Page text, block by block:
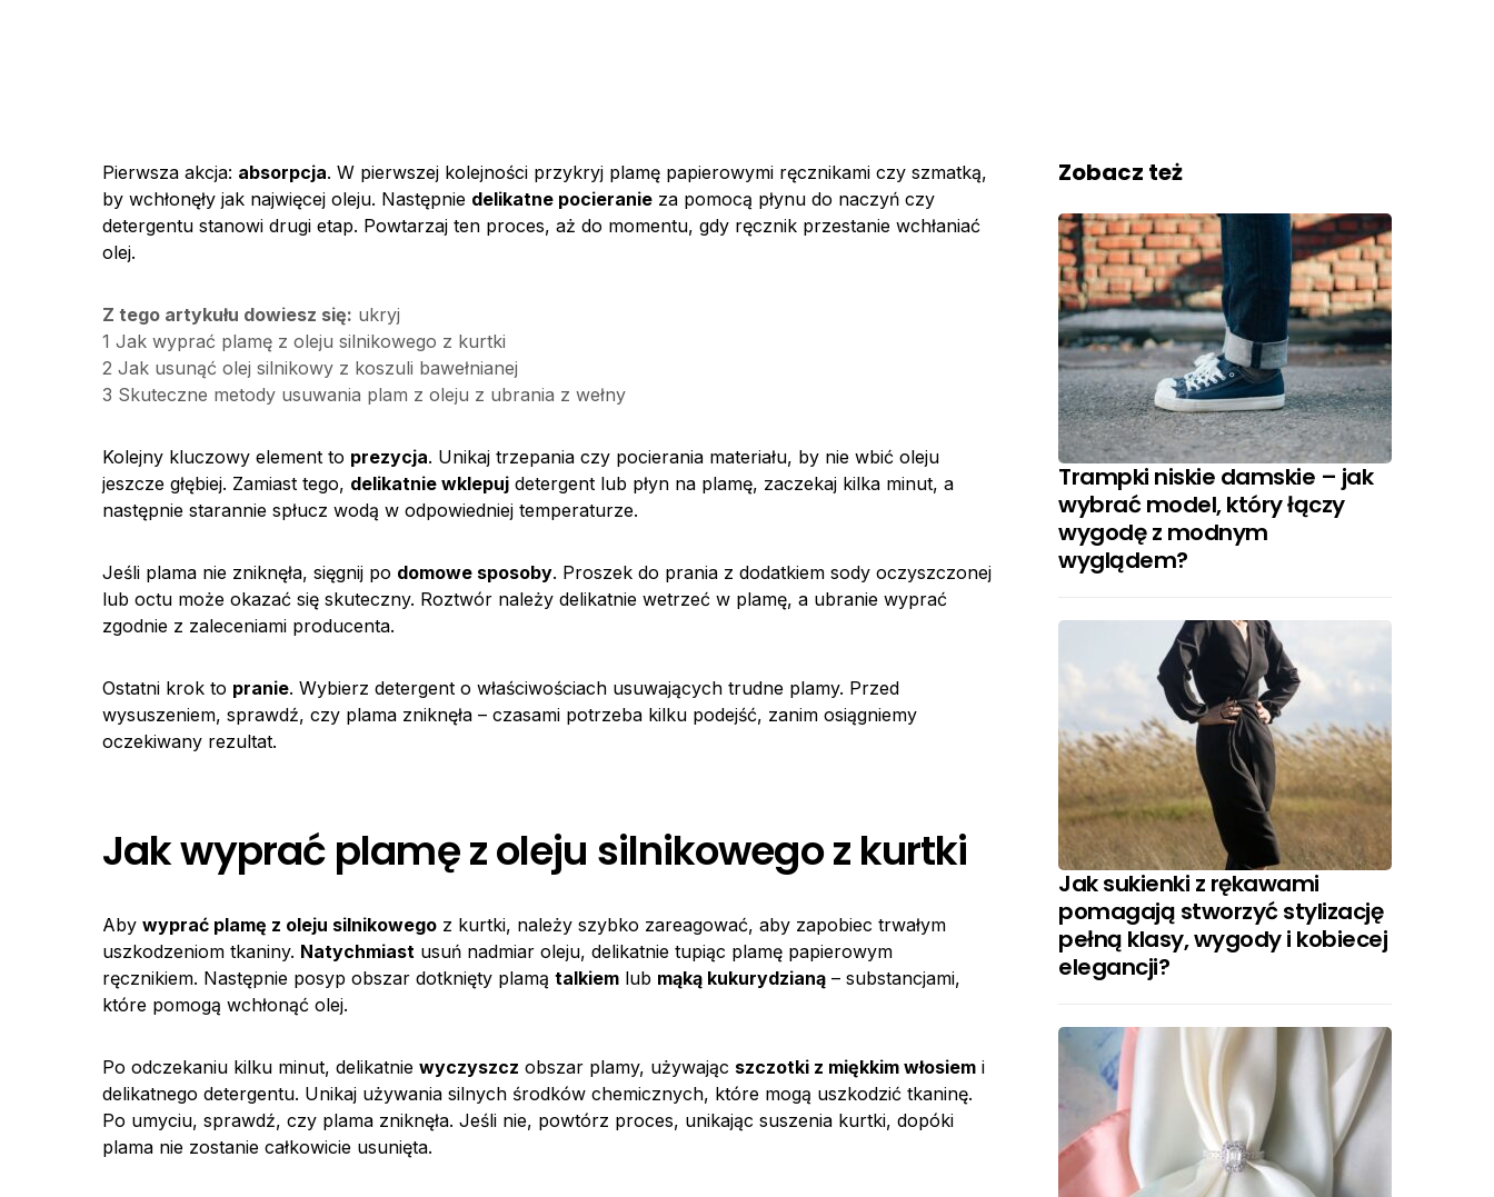
Pierwsza akcja: absorpcja. W pierwszej kolejności przykryj plamę papierowymi ręcznikami czy szmatką,
by wchłonęły jak najwięcej oleju. Następnie delikatne pocieranie za pomocą płynu do naczyń czy
detergentu stanowi drugi etap. Powtarzaj ten proces, aż do momentu, gdy ręcznik przestanie wchłaniać
olej.
Z tego artykułu dowiesz się: ukryj
1 Jak wyprać plamę z oleju silnikowego z kurtki
2 Jak usunąć olej silnikowy z koszuli bawełnianej
3 Skuteczne metody usuwania plam z oleju z ubrania z wełny
Kolejny kluczowy element to prezycja. Unikaj trzepania czy pocierania materiału, by nie wbić oleju
jeszcze głębiej. Zamiast tego, delikatnie wklepuj detergent lub płyn na plamę, zaczekaj kilka minut, a
następnie starannie spłucz wodą w odpowiedniej temperaturze.
Jeśli plama nie zniknęła, sięgnij po domowe sposoby. Proszek do prania z dodatkiem sody oczyszczonej
lub octu może okazać się skuteczny. Roztwór należy delikatnie wetrzeć w plamę, a ubranie wyprać
zgodnie z zaleceniami producenta.
Ostatni krok to pranie. Wybierz detergent o właściwościach usuwających trudne plamy. Przed
wysuszeniem, sprawdź, czy plama zniknęła – czasami potrzeba kilku podejść, zanim osiągniemy
oczekiwany rezultat.
Jak wyprać plamę z oleju silnikowego z kurtki
Aby wyprać plamę z oleju silnikowego z kurtki, należy szybko zareagować, aby zapobiec trwałym
uszkodzeniom tkaniny. Natychmiast usuń nadmiar oleju, delikatnie tupiąc plamę papierowym
ręcznikiem. Następnie posyp obszar dotknięty plamą talkiem lub mąką kukurydzianą – substancjami,
które pomogą wchłonąć olej.
Po odczekaniu kilku minut, delikatnie wyczyszcz obszar plamy, używając szczotki z miękkim włosiem i
delikatnego detergentu. Unikaj używania silnych środków chemicznych, które mogą uszkodzić tkaninę.
Po umyciu, sprawdź, czy plama zniknęła. Jeśli nie, powtórz proces, unikając suszenia kurtki, dopóki
plama nie zostanie całkowicie usunięta.
Zobacz też
Trampki niskie damskie – jak
wybrać model, który łączy
wygodę z modnym
wyglądem?
Jak sukienki z rękawami
pomagają stworzyć stylizację
pełną klasy, wygody i kobiecej
elegancji?